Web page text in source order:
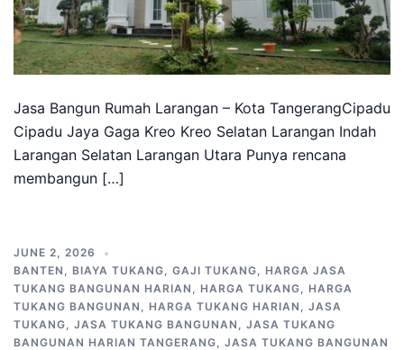
Jasa Bangun Rumah Larangan – Kota TangerangCipadu
Cipadu Jaya Gaga Kreo Kreo Selatan Larangan Indah
Larangan Selatan Larangan Utara Punya rencana
membangun […]
JUNE 2, 2026
BANTEN , BIAYA TUKANG, GAJI TUKANG, HARGA JASA
TUKANG BANGUNAN HARIAN , HARGA TUKANG, HARGA
TUKANG BANGUNAN , HARGA TUKANG HARIAN , JASA
TUKANG, JASA TUKANG BANGUNAN , JASA TUKANG
BANGUNAN HARIAN TANGERANG, JASA TUKANG BANGUNAN